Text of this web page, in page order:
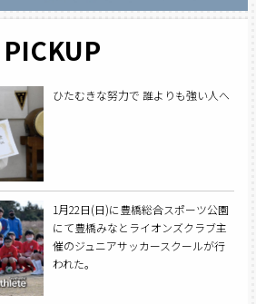
PICKUP
ひたむきな努力で 誰よりも強い人へ
1月22日(日)に豊橋総合スポーツ公園
にて豊橋みなとライオンズクラブ主
催のジュニアサッカースクールが行
われた。